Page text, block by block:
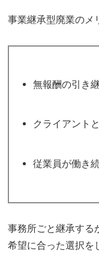
事業継承型廃業のメ
無報酬の引き
クライアント
従業員が働き
事務所ごと継承する
希望に合った選択を